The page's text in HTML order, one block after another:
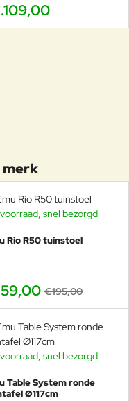
en
Het aluminium
Om de rope mooi te
om stof, zout
bank jarenlang in
in professionele
Emu
merk
-18%
snel bezorgd
Rio R50 tuinstoel
€195,00
snel bezorgd
Table System ronde
Ø117cm